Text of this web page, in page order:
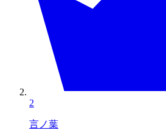
2
言ノ葉